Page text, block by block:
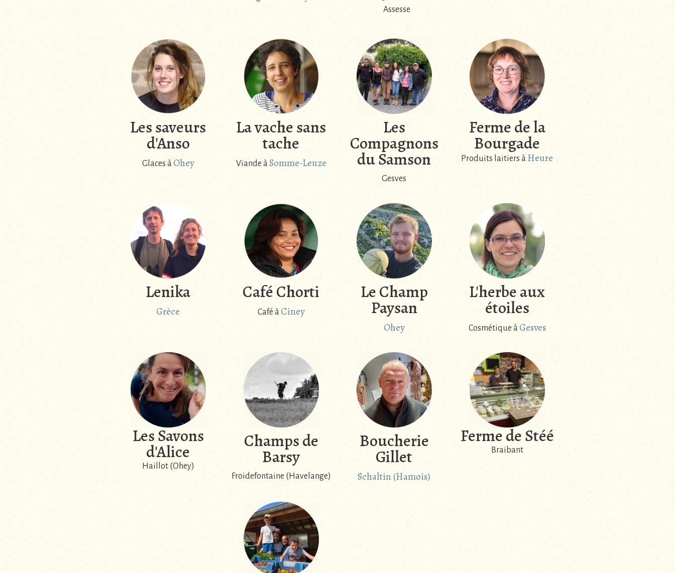
Assesse
Les saveurs
d'Anso
Glaces à Ohey
La vache sans
tache
Viande à Somme-Leuze
Les
Compagnons
du Samson
Gesves
Ferme de la
Bourgade
Produits laitiers à Heure
Lenika
Grèce
Café Chorti
Café à Ciney
Le Champ
Paysan
Ohey
L'herbe aux
étoiles
Cosmétique à Gesves
Les Savons
d'Alice
Haillot (Ohey)
Champs de
Barsy
Froidefontaine (Havelange)
Boucherie
Gillet
Schaltin (Hamois)
Ferme de Stéé
Braibant